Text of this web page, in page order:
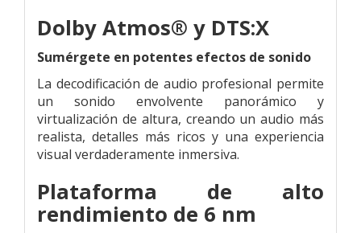
Dolby Atmos® y DTS:X
Sumérgete en potentes efectos de sonido
La decodificación de audio profesional permite
un sonido envolvente panorámico y
virtualización de altura, creando un audio más
realista, detalles más ricos y una experiencia
visual verdaderamente inmersiva.
Plataforma de alto
rendimiento de 6 nm